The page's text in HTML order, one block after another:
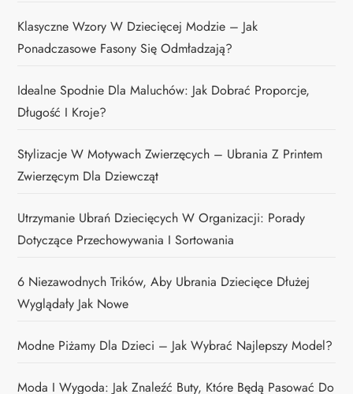
Klasyczne Wzory W Dziecięcej Modzie – Jak
Ponadczasowe Fasony Się Odmładzają?
Idealne Spodnie Dla Maluchów: Jak Dobrać Proporcje,
Długość I Kroje?
Stylizacje W Motywach Zwierzęcych – Ubrania Z Printem
Zwierzęcym Dla Dziewcząt
Utrzymanie Ubrań Dziecięcych W Organizacji: Porady
Dotyczące Przechowywania I Sortowania
6 Niezawodnych Trików, Aby Ubrania Dziecięce Dłużej
Wyglądały Jak Nowe
Modne Piżamy Dla Dzieci – Jak Wybrać Najlepszy Model?
Moda I Wygoda: Jak Znaleźć Buty, Które Będą Pasować Do